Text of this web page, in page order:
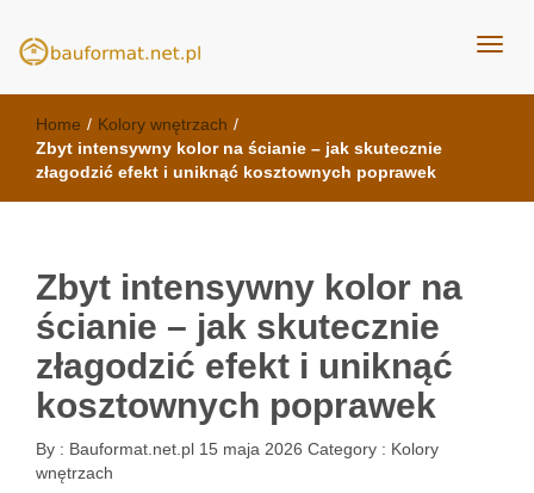
meble kuchenne Bauformat
Home / Kolory wnętrzach /
Zbyt intensywny kolor na ścianie – jak skutecznie
złagodzić efekt i uniknąć kosztownych poprawek
Zbyt intensywny kolor na
ścianie – jak skutecznie
złagodzić efekt i uniknąć
kosztownych poprawek
By : Bauformat.net.pl 15 maja 2026 Category : Kolory
wnętrzach